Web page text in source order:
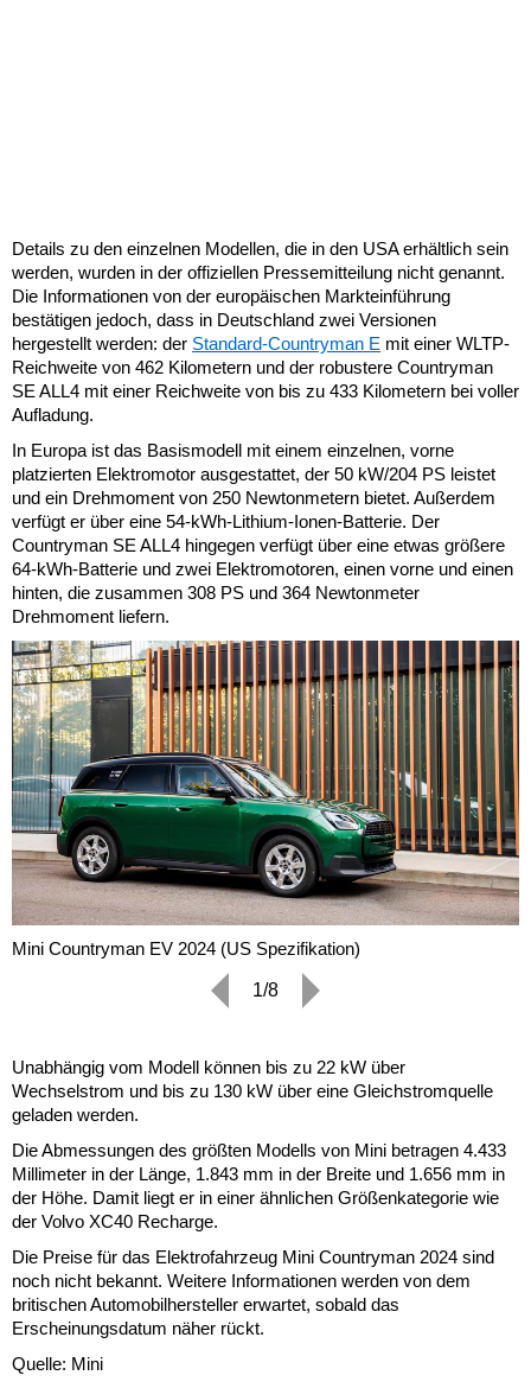
Details zu den einzelnen Modellen, die in den USA erhältlich sein
werden, wurden in der offiziellen Pressemitteilung nicht genannt.
Die Informationen von der europäischen Markteinführung
bestätigen jedoch, dass in Deutschland zwei Versionen
hergestellt werden: der Standard-Countryman E mit einer WLTP-
Reichweite von 462 Kilometern und der robustere Countryman
SE ALL4 mit einer Reichweite von bis zu 433 Kilometern bei voller
Aufladung.
In Europa ist das Basismodell mit einem einzelnen, vorne
platzierten Elektromotor ausgestattet, der 50 kW/204 PS leistet
und ein Drehmoment von 250 Newtonmetern bietet. Außerdem
verfügt er über eine 54-kWh-Lithium-Ionen-Batterie. Der
Countryman SE ALL4 hingegen verfügt über eine etwas größere
64-kWh-Batterie und zwei Elektromotoren, einen vorne und einen
hinten, die zusammen 308 PS und 364 Newtonmeter
Drehmoment liefern.
Mini Countryman EV 2024 (US Spezifikation)
1/8
Unabhängig vom Modell können bis zu 22 kW über
Wechselstrom und bis zu 130 kW über eine Gleichstromquelle
geladen werden.
Die Abmessungen des größten Modells von Mini betragen 4.433
Millimeter in der Länge, 1.843 mm in der Breite und 1.656 mm in
der Höhe. Damit liegt er in einer ähnlichen Größenkategorie wie
der Volvo XC40 Recharge.
Die Preise für das Elektrofahrzeug Mini Countryman 2024 sind
noch nicht bekannt. Weitere Informationen werden von dem
britischen Automobilhersteller erwartet, sobald das
Erscheinungsdatum näher rückt.
Quelle: Mini